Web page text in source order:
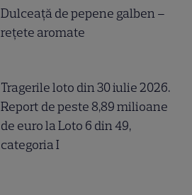
Dulceață de pepene galben –
rețete aromate
Tragerile loto din 30 iulie 2026.
Report de peste 8,89 milioane
de euro la Loto 6 din 49,
categoria I